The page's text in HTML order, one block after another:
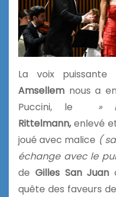
La voix
Amsellem nous a
Puccini, le
»
Rittelmann,enlevé
joué avec malice (
échange avec le
de Gilles San Juan
quête des faveurs de